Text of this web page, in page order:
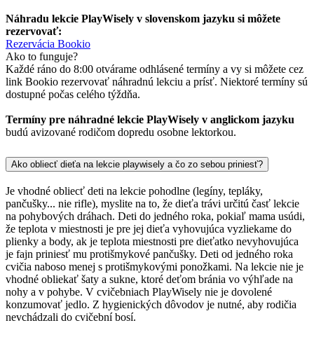
Náhradu lekcie PlayWisely v slovenskom jazyku si môžete
rezervovať:
Rezervácia Bookio
Ako to funguje?
Každé ráno do 8:00 otvárame odhlásené termíny a vy si môžete cez
link Bookio rezervovať náhradnú lekciu a prísť. Niektoré termíny sú
dostupné počas celého týždňa.
Termíny pre náhradné lekcie PlayWisely v anglickom jazyku
budú avizované rodičom dopredu osobne lektorkou.
Ako obliecť dieťa na lekcie playwisely a čo zo sebou priniesť?
Je vhodné obliecť deti na lekcie pohodlne (legíny, tepláky,
pančušky... nie rifle), myslite na to, že dieťa trávi určitú časť lekcie
na pohybových dráhach. Deti do jedného roka, pokiaľ mama usúdi,
že teplota v miestnosti je pre jej dieťa vyhovujúca vyzliekame do
plienky a body, ak je teplota miestnosti pre dieťatko nevyhovujúca
je fajn priniesť mu protišmykové pančušky. Deti od jedného roka
cvičia naboso menej s protišmykovými ponožkami. Na lekcie nie je
vhodné obliekať šaty a sukne, ktoré deťom bránia vo výhľade na
nohy a v pohybe. V cvičebniach PlayWisely nie je dovolené
konzumovať jedlo. Z hygienických dôvodov je nutné, aby rodičia
nevchádzali do cvičební bosí.